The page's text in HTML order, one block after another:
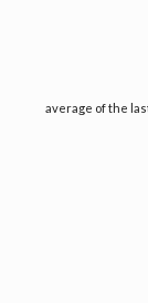
average of the